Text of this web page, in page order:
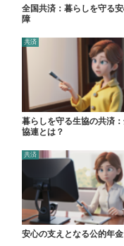
全国共済：暮らしを守る
障
共済
暮らしを守る生協の共済
協連とは？
共済
安心の支えとなる公的年金